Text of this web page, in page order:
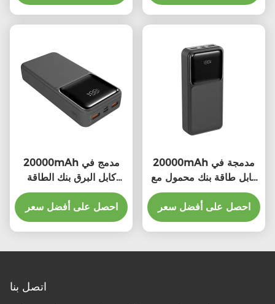
20000mAh مدمج في
كابل البرق بنك الطاقة
المحمول
149.2*69.3*30.4mm
احصل على أفضل سعر
20000mAh مدمجة في
كابل طاقة بنك محمول مع
مصابيح مؤشر LED
احصل على أفضل سعر
اتصل بنا